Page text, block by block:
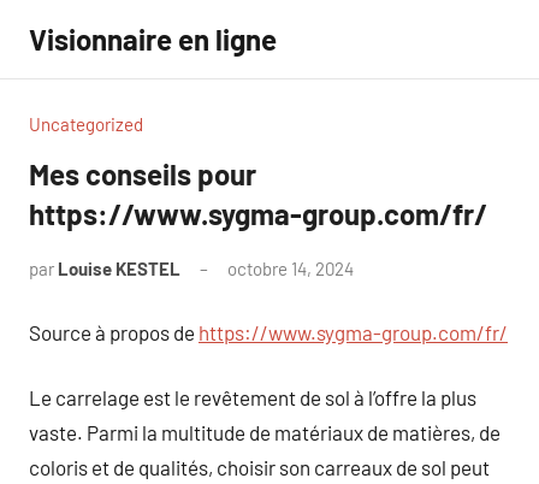
contenu
Visionnaire en ligne
Uncategorized
Mes conseils pour
https://www.sygma-group.com/fr/
par Louise KESTEL octobre 14, 2024
Source à propos de https://www.sygma-group.com/fr/
Le carrelage est le revêtement de sol à l’offre la plus
vaste. Parmi la multitude de matériaux de matières, de
coloris et de qualités, choisir son carreaux de sol peut